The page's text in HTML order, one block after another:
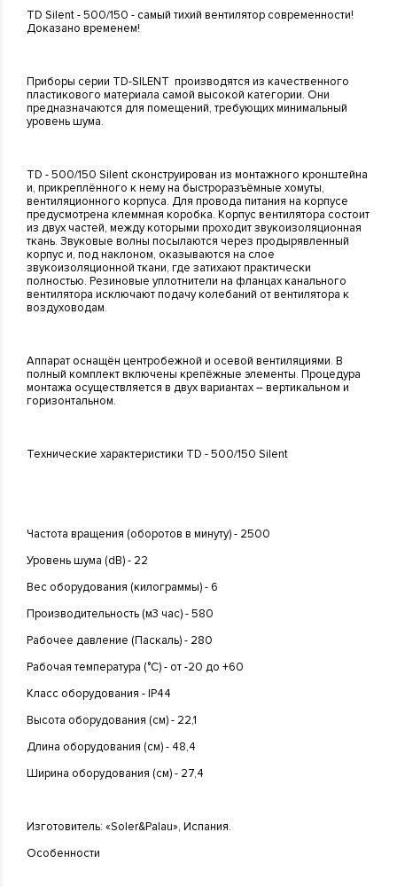
TD Silent - 500/150 - самый тихий вентилятор современности!
Доказано временем!
Приборы серии TD-SILENT производятся из качественного
пластикового материала самой высокой категории. Они
предназначаются для помещений, требующих минимальный
уровень шума.
TD - 500/150 Silent сконструирован из монтажного кронштейна
и, прикреплённого к нему на быстроразъёмные хомуты,
вентиляционного корпуса. Для провода питания на корпусе
предусмотрена клеммная коробка. Корпус вентилятора состоит
из двух частей, между которыми проходит звукоизоляционная
ткань. Звуковые волны посылаются через продырявленный
корпус и, под наклоном, оказываются на слое
звукоизоляционной ткани, где затихают практически
полностью. Резиновые уплотнители на фланцах канального
вентилятора исключают подачу колебаний от вентилятора к
воздуховодам.
Аппарат оснащён центробежной и осевой вентиляциями. В
полный комплект включены крепёжные элементы. Процедура
монтажа осуществляется в двух вариантах – вертикальном и
горизонтальном.
Технические характеристики TD - 500/150 Silent
Частота вращения (оборотов в минуту) - 2500
Уровень шума (dB) - 22
Вес оборудования (килограммы) - 6
Производительность (м3 час) - 580
Рабочее давление (Паскаль) - 280
Рабочая температура (°С) - от -20 до +60
Класс оборудования - IP44
Высота оборудования (см) - 22,1
Длина оборудования (см) - 48,4
Ширина оборудования (см) - 27,4
Изготовитель: «Soler&Palau», Испания.
Особенности